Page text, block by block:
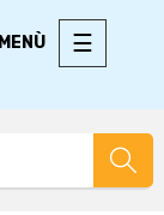
Toggle
☰